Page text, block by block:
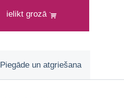
ielikt grozā
Piegāde un atgriešana